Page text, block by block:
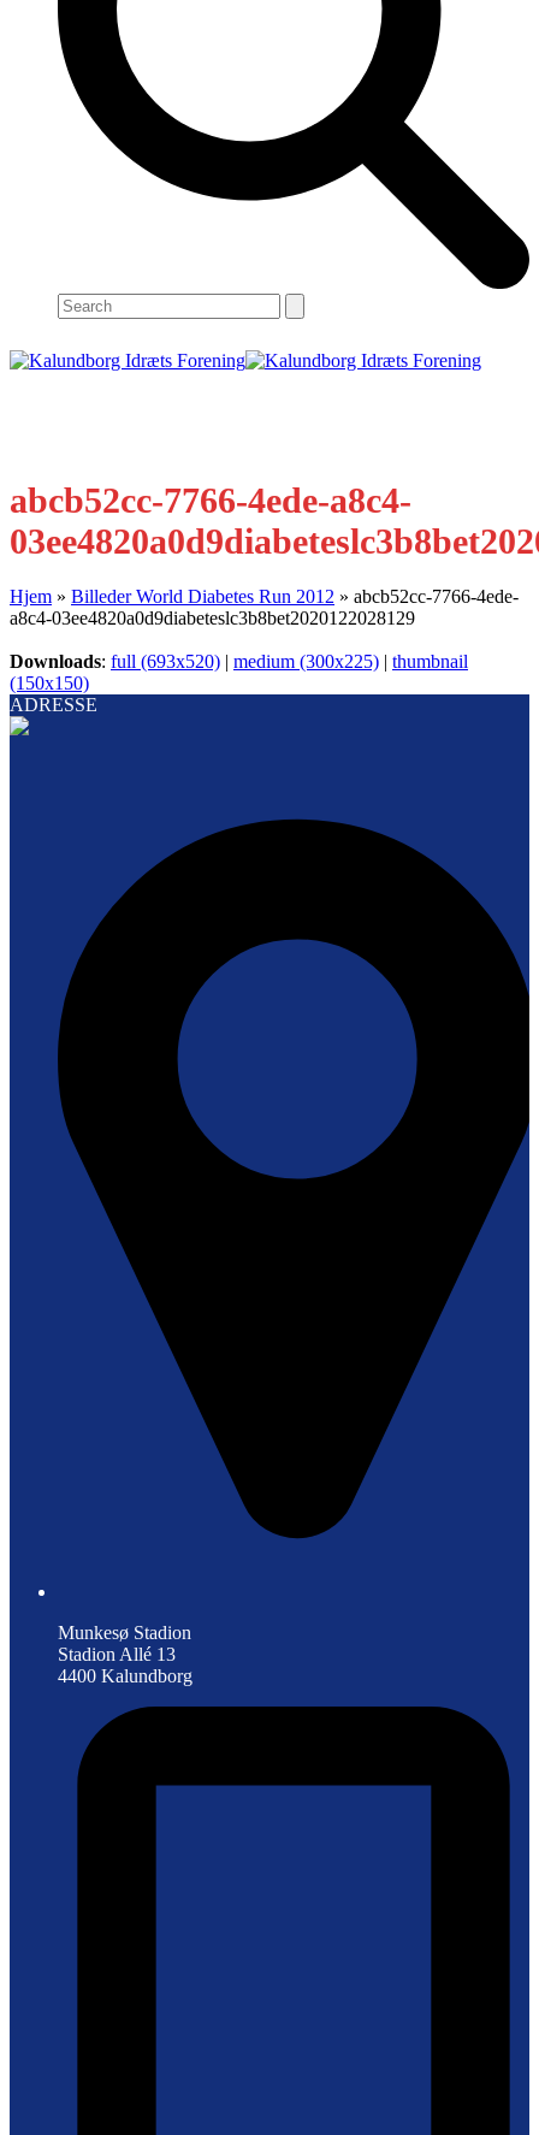
Search
abcb52cc-7766-4ede-a8c4-
Hjem » Billeder World Diabetes Run 2012 » abcb52cc-7766-4ede-
a8c4-03ee4820a0d9diabeteslc3b8bet2020122028129
Downloads: full (693x520) | medium (300x225) | thumbnail
(150x150)
ADRESSE
Munkesø Stadion
Stadion Allé 13
4400 Kalundborg